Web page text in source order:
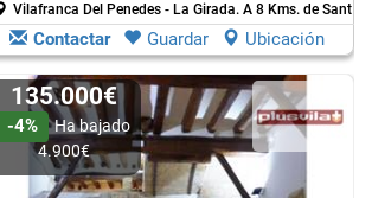
Vilafranca Del Penedes - La Girada. A 8 Kms. de Sant
Contactar Guardar Ubicación
135.000€
-4%
Ha bajado
4.900€